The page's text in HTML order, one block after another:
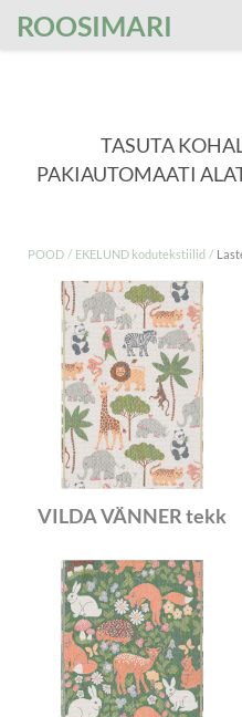
ROOSIMARI
TASUTA
PAKIAUTOMAATI
POOD / EKELUND kodutekstiilid /
VILDA VÄNNER tekk